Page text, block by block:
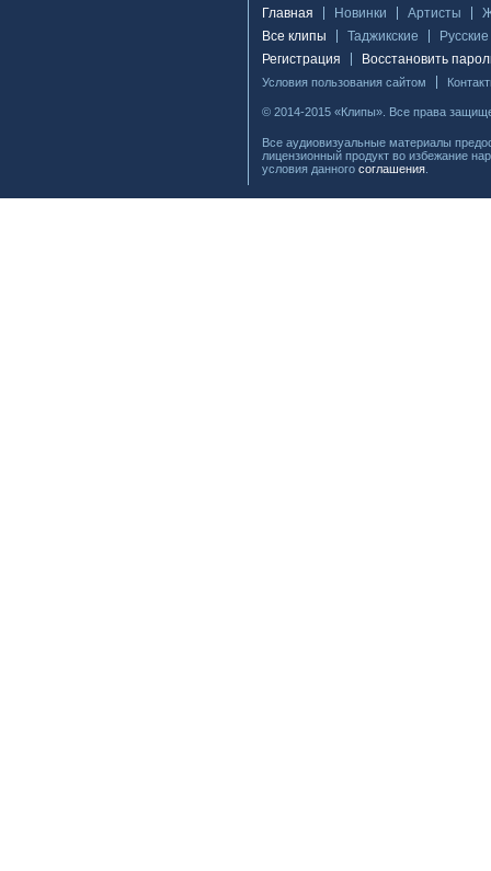
Главная Новинки Артисты
Все клипы
Таджикские
Русские
Регистрация
Восстановить
Условия пользования сайтом
© 2014-2015 «Клипы». Все права
Все аудиовизуальные материалы
лицензионный продукт во избежание
условия данного соглашения